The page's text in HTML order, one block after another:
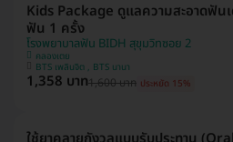
Kids Package ดูแลความสะอาดฟัน
ฟัน 1 ครั้ง
โรงพยาบาลฟัน BIDH สุขุมวิทซอย 2
คลองเตย
BTS เพลินจิต , BTS นานา
1,358 บาท1,600 บาท ประหยัด 15%